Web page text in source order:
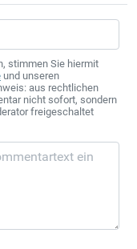
stimmen Sie hiermit
und unseren
aus rechtlichen
nicht sofort, sondern
freigeschaltet